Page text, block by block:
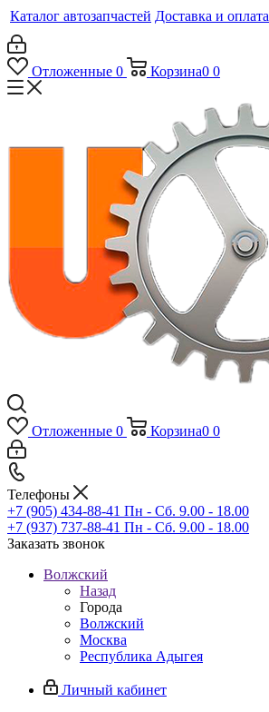
Каталог автозапчастей Доставка и оплата
Отложенные 0 Корзина0 0
Отложенные 0 Корзина0 0
Телефоны
+7 (905) 434-88-41 Пн - Сб. 9.00 - 18.00
+7 (937) 737-88-41 Пн - Сб. 9.00 - 18.00
Заказать звонок
Волжский
Назад
Города
Волжский
Москва
Республика Адыгея
Личный кабинет